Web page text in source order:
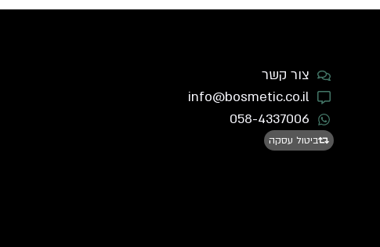
צור קשר
info@bosmetic.co.il
058-4337006
ביטול עסקה